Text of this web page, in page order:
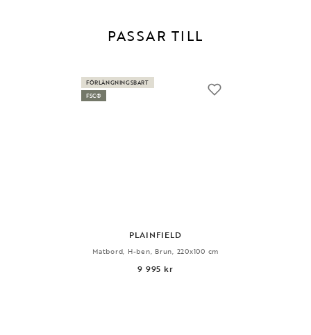
PASSAR TILL
PLAINFIELD
Matbord, H-ben, Brun, 220x100 cm
9 995 kr
FÖRLÄNGNINGSBART
FSC®